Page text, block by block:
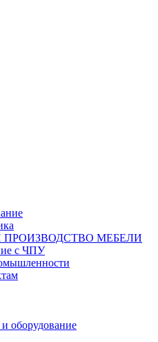
ПРОИЗВОДСТВО МЕБЕЛИ
с ЧПУ
оборудование